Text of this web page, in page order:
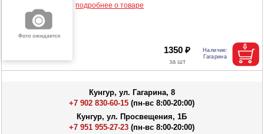
подробнее о товаре
1350 ₽
Кунгур, ул. Гагарина, 8
+7 902 830-60-15 (пн-вс 8:00-20:00)
Кунгур, ул. Просвещения, 1Б
+7 951 955-27-23 (пн-вс 8:00-20:00)